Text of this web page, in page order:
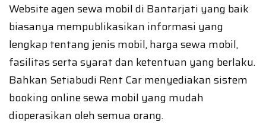
Website agen sewa mobil di Bantarjati yang baik
biasanya mempublikasikan informasi yang
lengkap tentang jenis mobil, harga sewa mobil,
fasilitas serta syarat dan ketentuan yang berlaku.
Bahkan Setiabudi Rent Car menyediakan sistem
booking online sewa mobil yang mudah
dioperasikan oleh semua orang.